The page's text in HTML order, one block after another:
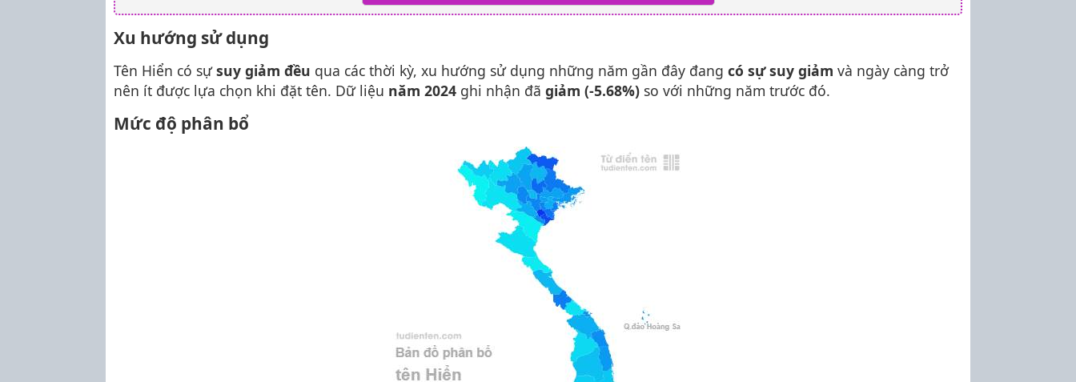
Xu hướng sử dụng
Tên Hiển có sựsuy giảm đều qua các thời kỳ, xu hướng sử dụng những năm gần đây đang có sự suy giảm và ngày càng trở
nên ít được lựa chọn khi đặt tên. Dữ liệu năm 2024 ghi nhận đã giảm (-5.68%) so với những năm trước đó.
Mức độ phân bổ